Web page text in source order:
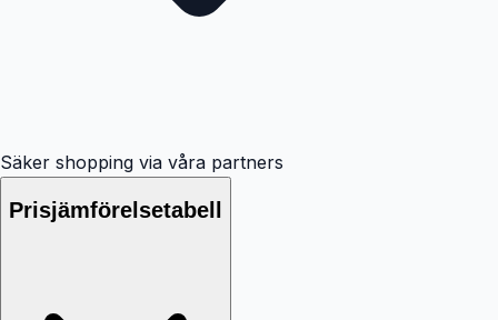
Säker shopping via våra partners
Prisjämförelsetabell